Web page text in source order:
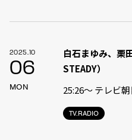
2025.10
06
MON
TV.RADIO
白石まゆみ、栗
STEADY）
25:26〜 テレビ